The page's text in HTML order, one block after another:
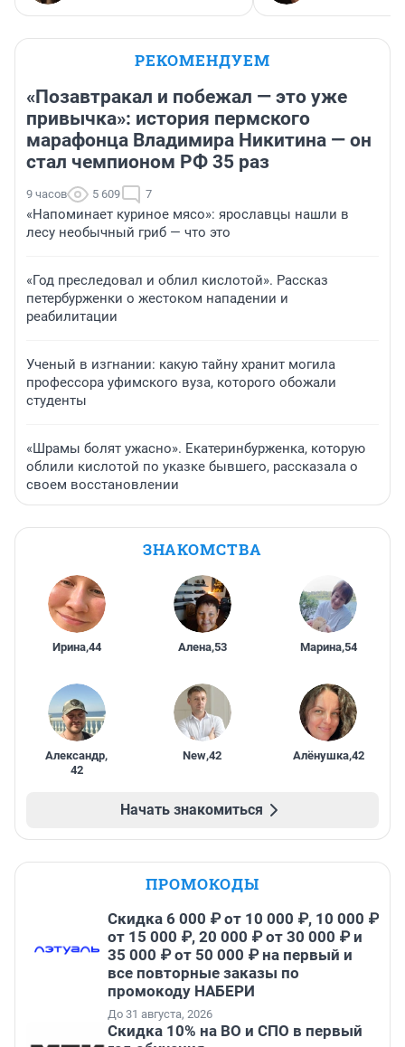
РЕКОМЕНДУЕМ
«Позавтракал и побежал — это уже
привычка»: история пермского
марафонца Владимира Никитина — он
стал чемпионом РФ 35 раз
9 часов 5 609 7
«Напоминает куриное мясо»: ярославцы нашли в
лесу необычный гриб — что это
«Год преследовал и облил кислотой». Рассказ
петербурженки о жестоком нападении и
реабилитации
Ученый в изгнании: какую тайну хранит могила
профессора уфимского вуза, которого обожали
студенты
«Шрамы болят ужасно». Екатеринбурженка, которую
облили кислотой по указке бывшего, рассказала о
своем восстановлении
ЗНАКОМСТВА
Ирина,44 Алена,53 Марина,54
Александр,
42
New,42 Алёнушка,42
Начать знакомиться
ПРОМОКОДЫ
Скидка 6 000 ₽ от 10 000 ₽, 10 000 ₽
от 15 000 ₽, 20 000 ₽ от 30 000 ₽ и
35 000 ₽ от 50 000 ₽ на первый и
все повторные заказы по
промокоду НАБЕРИ
До 31 августа, 2026
Скидка 10% на ВО и СПО в первый